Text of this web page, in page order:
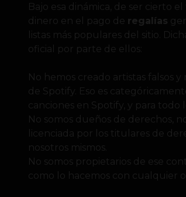
Bajo esa dinámica, de ser cierto
dinero en el pago de regalías
listas más populares del sitio.
oficial por parte de ellos:
No hemos creado artistas falsos
de Spotify. Eso es
canciones en Spotify, y para todo
No somos dueños de derechos,
licenciada por los titulares de
nosotros mismos.
No somos propietarios de ese
como lo hacemos con cualquier